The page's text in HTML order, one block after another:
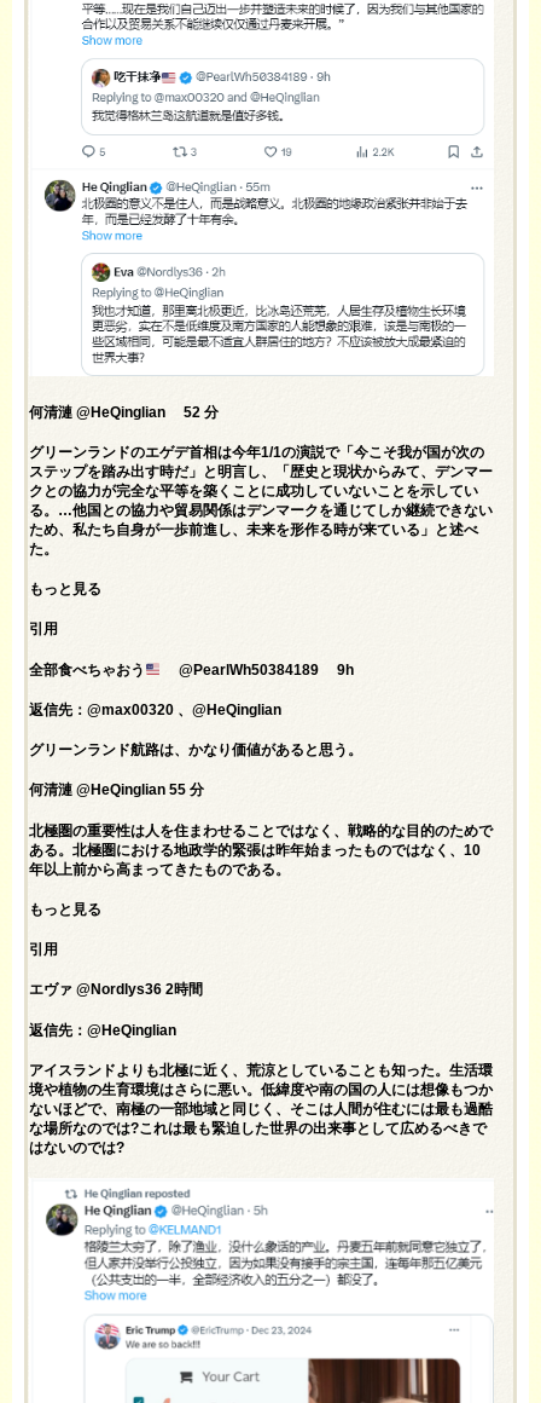
何清漣 @HeQinglian 52 分
グリーンランドのエゲデ首相は今年1/1の演説で「今こそ我が国が次の
ステップを踏み出す時だ」と明言し、「歴史と現状からみて、デンマー
クとの協力が完全な平等を築くことに成功していないことを示してい
る。…他国との協力や貿易関係はデンマークを通じてしか継続できない
ため、私たち自身が一歩前進し、未来を形作る時が来ている」と述べ
た。
もっと見る
引用
全部食べちゃおう @PearlWh50384189 9h
返信先：@max00320 、@HeQinglian
グリーンランド航路は、かなり価値があると思う。
何清漣 @HeQinglian 55 分
北極圏の重要性は人を住まわせることではなく、戦略的な目的のためで
ある。北極圏における地政学的緊張は昨年始まったものではなく、10
年以上前から高まってきたものである。
もっと見る
引用
エヴァ @Nordlys36 2時間
返信先：@HeQinglian
アイスランドよりも北極に近く、荒涼としていることも知った。生活環
境や植物の生育環境はさらに悪い。低緯度や南の国の人には想像もつか
ないほどで、南極の一部地域と同じく、そこは人間が住むには最も過酷
な場所なのでは?これは最も緊迫した世界の出来事として広めるべきで
はないのでは?